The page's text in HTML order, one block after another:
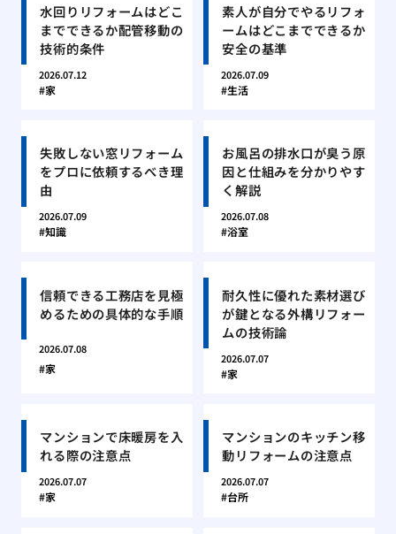
水回りリフォームはどこ
までできるか配管移動の
技術的条件
2026.07.12
家
素人が自分でやるリフォ
ームはどこまでできるか
安全の基準
2026.07.09
生活
失敗しない窓リフォーム
をプロに依頼するべき理
由
2026.07.09
知識
お風呂の排水口が臭う原
因と仕組みを分かりやす
く解説
2026.07.08
浴室
信頼できる工務店を見極
めるための具体的な手順
2026.07.08
家
耐久性に優れた素材選び
が鍵となる外構リフォー
ムの技術論
2026.07.07
家
マンションで床暖房を入
れる際の注意点
2026.07.07
家
マンションのキッチン移
動リフォームの注意点
2026.07.07
台所